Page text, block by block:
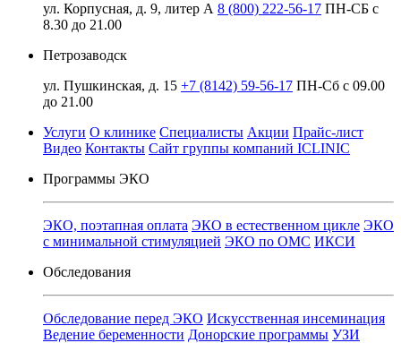
ул. Корпусная, д. 9, литер А 8 (800) 222-56-17 ПН-СБ с
8.30 до 21.00
Петрозаводск
ул. Пушкинская, д. 15 +7 (8142) 59-56-17 ПН-Сб с 09.00
до 21.00
Услуги О клинике Специалисты Акции Прайс-лист
Видео Контакты Сайт группы компаний ICLINIC
Программы ЭКО
ЭКО, поэтапная оплата ЭКО в естественном цикле ЭКО
с минимальной стимуляцией ЭКО по ОМС ИКСИ
Обследования
Обследование перед ЭКО Искусственная инсеминация
Ведение беременности Донорские программы УЗИ